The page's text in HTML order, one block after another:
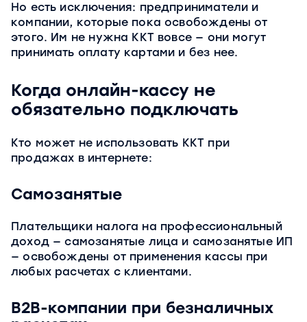
Но есть исключения: предприниматели и
компании, которые пока освобождены от
этого. Им не нужна ККТ вовсе — они могут
принимать оплату картами и без нее.
Когда онлайн-кассу не
обязательно подключать
Кто может не использовать ККТ при
продажах в интернете:
Самозанятые
Плательщики налога на профессиональный
доход — самозанятые лица и самозанятые ИП
— освобождены от применения кассы при
любых расчетах с клиентами.
B2B-компании при безналичных